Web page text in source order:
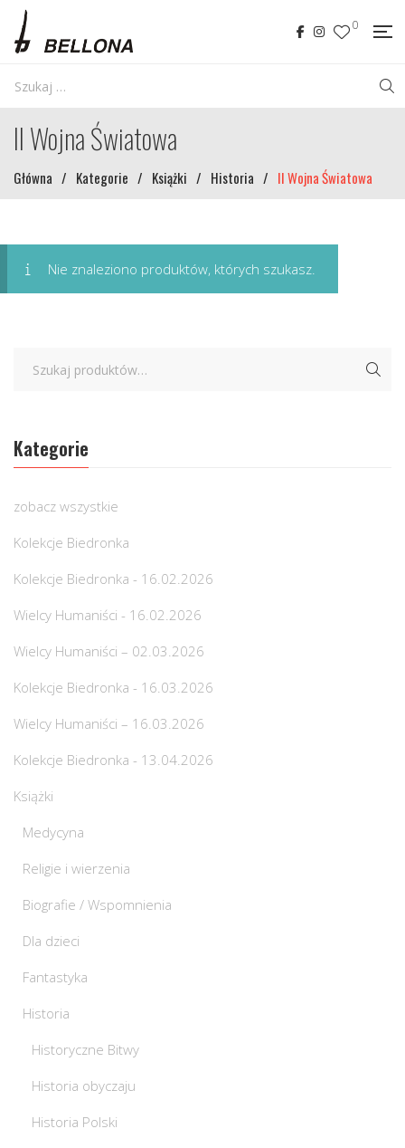
0
II Wojna Światowa
Główna / Kategorie / Książki / Historia / II Wojna Światowa
Nie znaleziono produktów, których szukasz.
Kategorie
zobacz wszystkie
Kolekcje Biedronka
Kolekcje Biedronka - 16.02.2026
Wielcy Humaniści - 16.02.2026
Wielcy Humaniści – 02.03.2026
Kolekcje Biedronka - 16.03.2026
Wielcy Humaniści – 16.03.2026
Kolekcje Biedronka - 13.04.2026
Książki
Medycyna
Religie i wierzenia
Biografie / Wspomnienia
Dla dzieci
Fantastyka
Historia
Historyczne Bitwy
Historia obyczaju
Historia Polski